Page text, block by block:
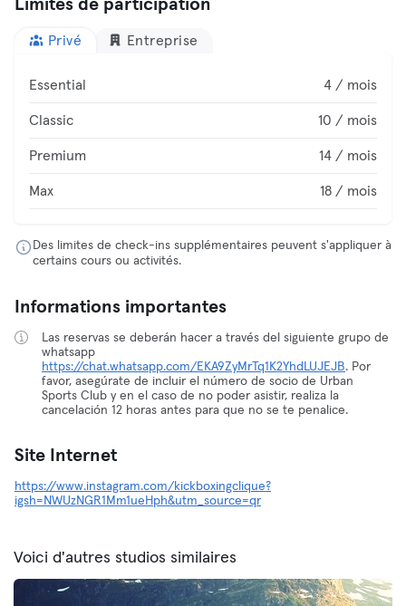
Limites de participation
Privé Entreprise
Essential 4 / mois
Classic 10 / mois
Premium 14 / mois
Max 18 / mois
Des limites de check-ins supplémentaires peuvent s'appliquer à
certains cours ou activités.
Informations importantes
Las reservas se deberán hacer a través del siguiente grupo de
whatsapp
https://chat.whatsapp.com/EKA9ZyMrTq1K2YhdLUJEJB. Por
favor, asegúrate de incluir el número de socio de Urban
Sports Club y en el caso de no poder asistir, realiza la
cancelación 12 horas antes para que no se te penalice.
Site Internet
https://www.instagram.com/kickboxingclique?
igsh=NWUzNGR1Mm1ueHph&utm_source=qr
Voici d'autres studios similaires